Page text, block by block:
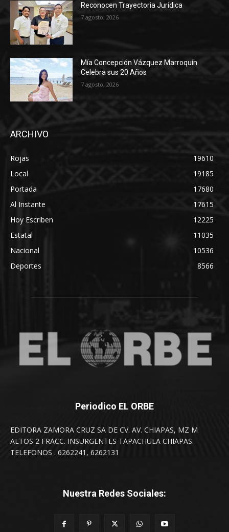
Reconocen Trayectoria Jurídica
7 agosto, 2026
Mía Concepción Vázquez Marroquín
Celebra sus 20 Años
7 agosto, 2026
ARCHIVO
Rojas
19610
Local
19185
Portada
17680
Al Instante
17615
Hoy Escriben
12225
Estatal
11035
Nacional
10536
Deportes
8566
Periodico EL ORBE
EDITORA ZAMORA CRUZ SA DE CV. AV. CHIAPAS, MZ M
ALTOS 2 FRACC. INSURGENTES TAPACHULA CHIAPAS.
TELEFONOS . 6262241, 6262131
Nuestra Redes Sociales: